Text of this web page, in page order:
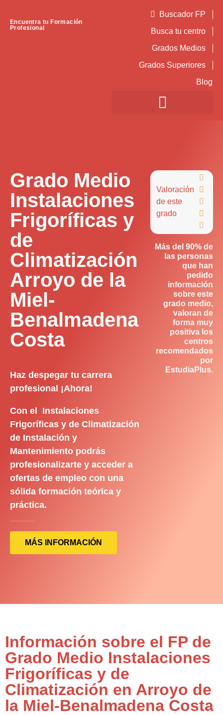
Encuentra tu Formación
Profesional
Buscador FP
Busca tu centro
Grados Medios
Grados Superiores
Blog
Grado Medio
Instalaciones
Frigoríficas y
de
Climatización
Arroyo de la
Miel-
Benalmadena
Costa
Haz despegar tu carrera
profesional ¡Ahora!
Con el Instalaciones
Frigoríficas y de Climatización
de Instalación y
Mantenimiento podrás
profesionalizarte y acceder a
ofertas de empleo con una
sólida formación teórica y
práctica.
MÁS INFORMACIÓN
Valoración
de este
grado





Más del 90% de
las personas
que han
pedido
información
sobre este
grado medio,
valoran de
forma muy
positiva los
centros
recomendados
por
EstudiaPlus.
Información sobre el FP de
Grado Medio Instalaciones
Frigoríficas y de
Climatización en Arroyo de
la Miel-Benalmadena Costa